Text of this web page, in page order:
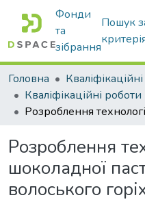
Фонди
та
зібрання
Пошук
Головна
Розроблення
шоколадної
волоського